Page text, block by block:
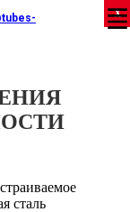
сталь
X
X
X
X
X
X
X
X
X
X
X
X
X
X
X
X
X
X
X